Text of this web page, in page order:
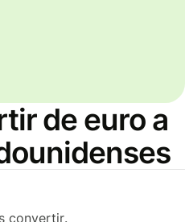
de euro a
convertir.